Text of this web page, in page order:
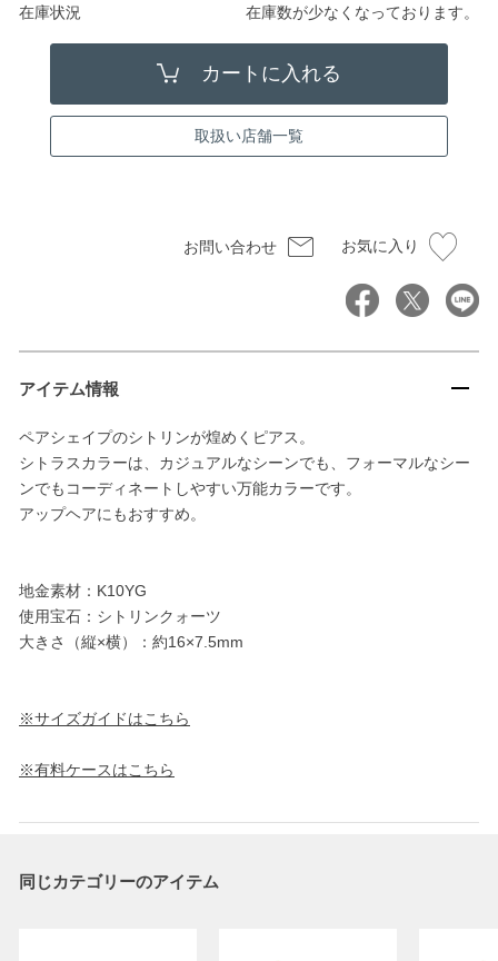
在庫状況 在庫数が少なくなっております。
取扱い店舗一覧
お問い合わせ お気に入り
アイテム情報
ペアシェイプのシトリンが煌めくピアス。
シトラスカラーは、カジュアルなシーンでも、フォーマルなシー
ンでもコーディネートしやすい万能カラーです。
アップヘアにもおすすめ。
地金素材：K10YG
使用宝石：シトリンクォーツ
大きさ（縦×横）：約16×7.5mm
※サイズガイドはこちら
※有料ケースはこちら
同じカテゴリーのアイテム